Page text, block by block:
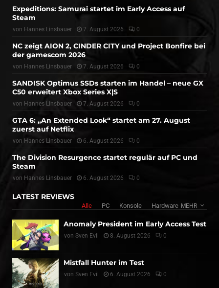
Expeditions: Samurai startet im Early Access auf
Steam
von Hannes Linsbauer 7. August 2026 0
NC zeigt AION 2, CINDER CITY und Project Bonfire bei
der gamescom 2026
von Hannes Linsbauer 7. August 2026 0
SANDISK Optimus SSDs starten im Handel – neue GX
C50 erweitert Xbox Series X|S
von Hannes Linsbauer 7. August 2026 0
GTA 6: „An Extended Look“ startet am 27. August
zuerst auf Netflix
von Hannes Linsbauer 6. August 2026 0
The Division Resurgence startet regulär auf PC und
Steam
von Hannes Linsbauer 6. August 2026 0
LATEST REVIEWS
Alle PC Konsole Hardware MEHR
Anomaly President im Early Access Test
von Sven Evil 8. August 2026 0
Mistfall Hunter im Test
von Sven Evil 6. August 2026 0